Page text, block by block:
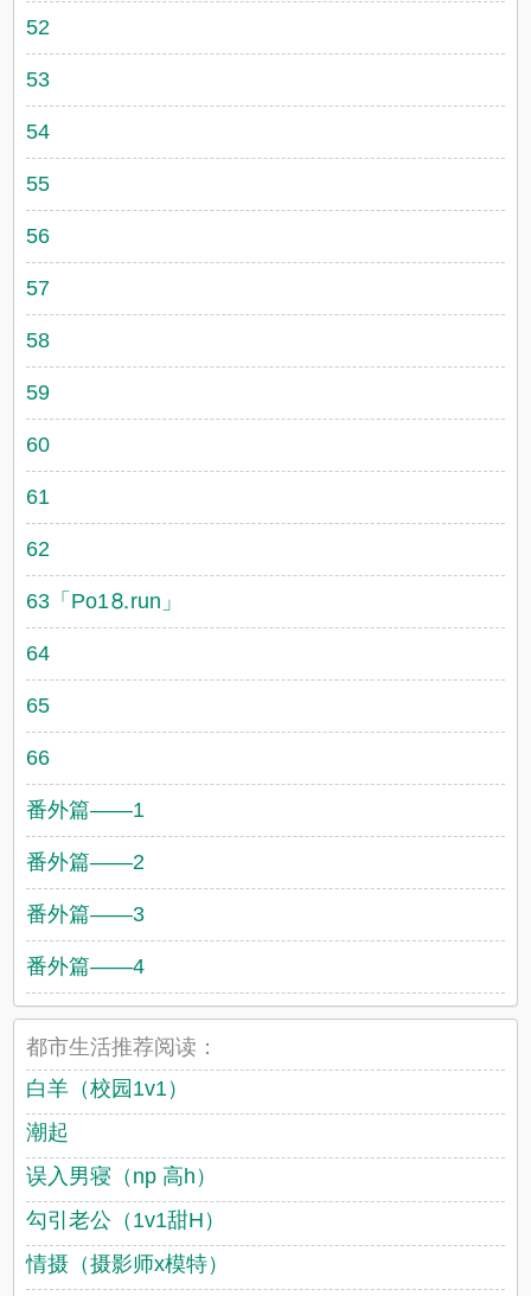
52
53
54
55
56
57
58
59
60
61
62
63「Рo1⒏run」
64
65
66
番外篇——1
番外篇——2
番外篇——3
番外篇——4
都市生活推荐阅读：
白羊（校园1v1）
潮起
误入男寝（np 高h）
勾引老公（1v1甜H）
情摄（摄影师x模特）